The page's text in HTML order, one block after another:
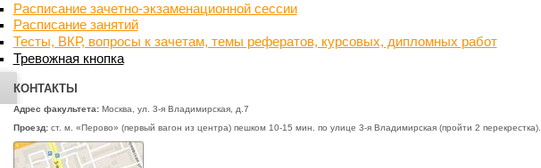
Расписание зачетно-экзаменационной сессии
Расписание занятий
Тесты, ВКР, вопросы к зачетам, темы рефератов, курсовых, дипломных работ
Тревожная кнопка
КОНТАКТЫ
Адрес факультета:Москва, ул. 3-я Владимирская, д.7
Проезд:ст. м. «Перово» (первый вагон из центра) пешком 10-15 мин. по улице 3-я Владимирская (пройти 2 перекрестка).